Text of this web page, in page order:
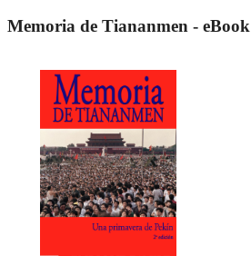
Memoria de Tiananmen - eBook